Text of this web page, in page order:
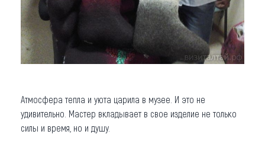
Атмосфера тепла и уюта царила в музее. И это не
удивительно. Мастер вкладывает в свое изделие не только
силы и время, но и душу.